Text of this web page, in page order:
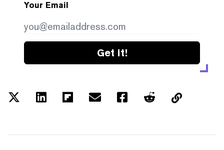
Your Email
Get it!